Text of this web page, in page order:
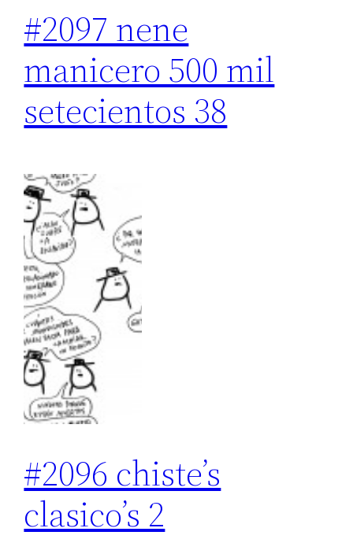
#2097 nene
manicero 500 mil
setecientos 38
#2096 chiste’s
clasico’s 2